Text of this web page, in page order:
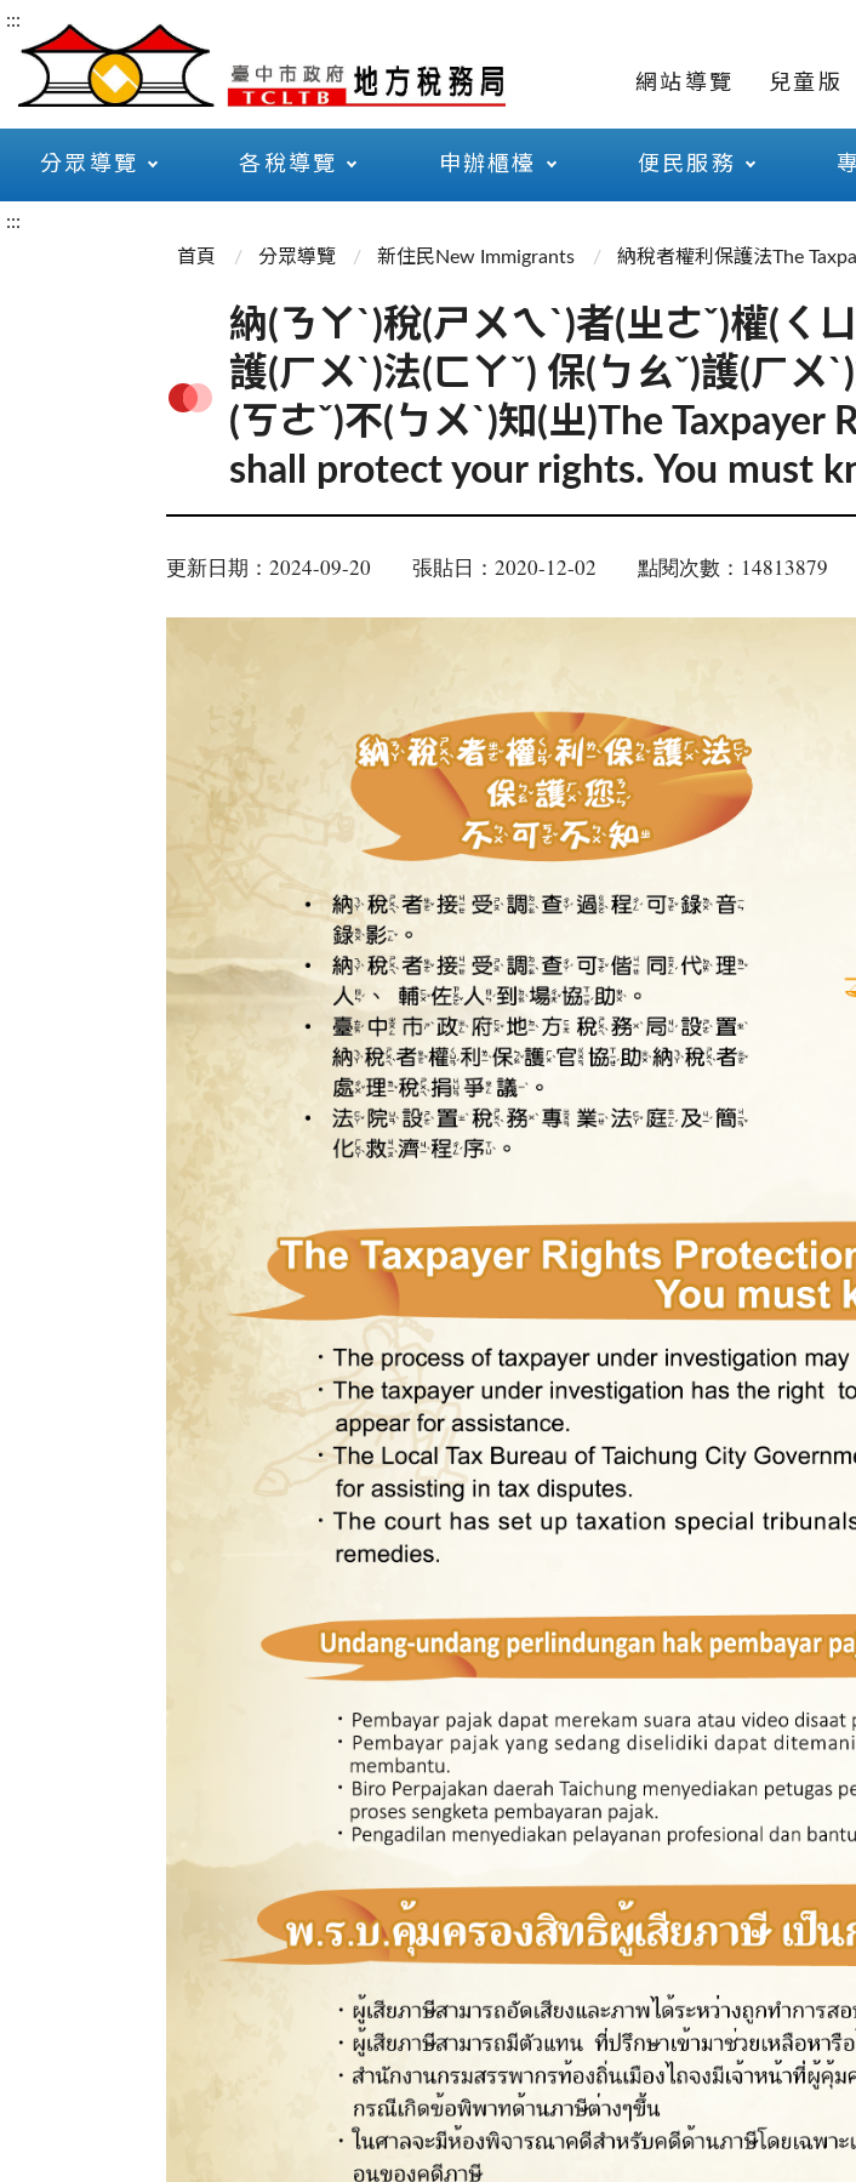
:::
網站導覽 兒童版
分眾導覽 各稅導覽 申辦櫃檯 便民服務
:::
首頁
分眾導覽 新住民New Immigrants 納稅者權利保護法The
納(ㄋㄚˋ)稅(ㄕㄨㄟˋ)者(ㄓㄜˇ)權(ㄑ
護(ㄏㄨˋ)法(ㄈㄚˇ) 保(ㄅㄠˇ)護(ㄏㄨ
(ㄎㄜˇ)不(ㄅㄨˋ)知(ㄓ)The
shall protect your rights. You must
更新日期：2024-09-20 張貼日：2020-12-02 點閱次數：14813879